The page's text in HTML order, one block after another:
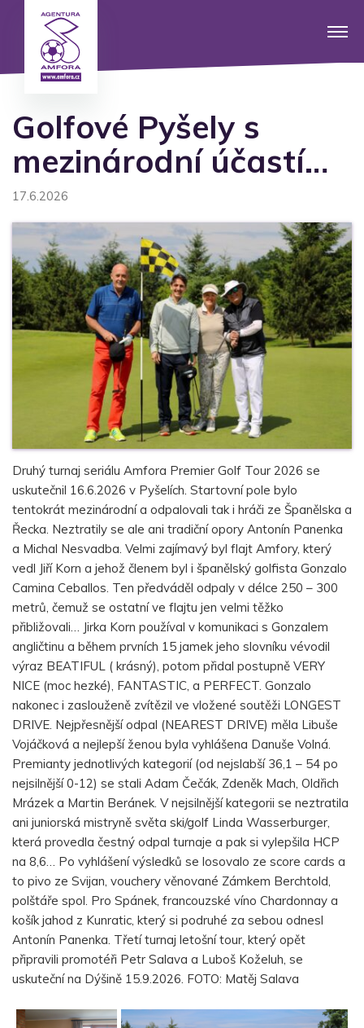
Golfové Pyšely s
mezinárodní účastí…
17.6.2026
Druhý turnaj seriálu Amfora Premier Golf Tour 2026 se
uskutečnil 16.6.2026 v Pyšelích. Startovní pole bylo
tentokrát mezinárodní a odpalovali tak i hráči ze Španělska a
Řecka. Neztratily se ale ani tradiční opory Antonín Panenka
a Michal Nesvadba. Velmi zajímavý byl flajt Amfory, který
vedl Jiří Korn a jehož členem byl i španělský golfista Gonzalo
Camina Ceballos. Ten předváděl odpaly v délce 250 – 300
metrů, čemuž se ostatní ve flajtu jen velmi těžko
přibližovali… Jirka Korn používal v komunikaci s Gonzalem
angličtinu a během prvních 15 jamek jeho slovníku vévodil
výraz BEATIFUL ( krásný), potom přidal postupně VERY
NICE (moc hezké), FANTASTIC, a PERFECT. Gonzalo
nakonec i zaslouženě zvítězil ve vložené soutěži LONGEST
DRIVE. Nejpřesnější odpal (NEAREST DRIVE) měla Libuše
Vojáčková a nejlepší ženou byla vyhlášena Danuše Volná.
Premianty jednotlivých kategorií (od nejslabší 36,1 – 54 po
nejsilnější 0-12) se stali Adam Čečák, Zdeněk Mach, Oldřich
Mrázek a Martin Beránek. V nejsilnější kategorii se neztratila
ani juniorská mistryně světa ski/golf Linda Wasserburger,
která provedla čestný odpal turnaje a pak si vylepšila HCP
na 8,6… Po vyhlášení výsledků se losovalo ze score cards a
to pivo ze Svijan, vouchery věnované Zámkem Berchtold,
polštáře spol. Pro Spánek, francouzské víno Chardonnay a
košík jahod z Kunratic, který si podruhé za sebou odnesl
Antonín Panenka. Třetí turnaj letošní tour, který opět
připravili promotéři Petr Salava a Luboš Koželuh, se
uskuteční na Dýšině 15.9.2026. FOTO: Matěj Salava